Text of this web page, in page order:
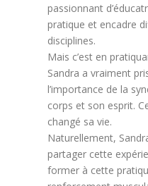
passionnant
pratique et encadre
disciplines.
Mais c’est en
Sandra a vraiment
l’importance de la
corps et son esprit.
changé sa vie.
Naturellement,
partager cette
former à cette